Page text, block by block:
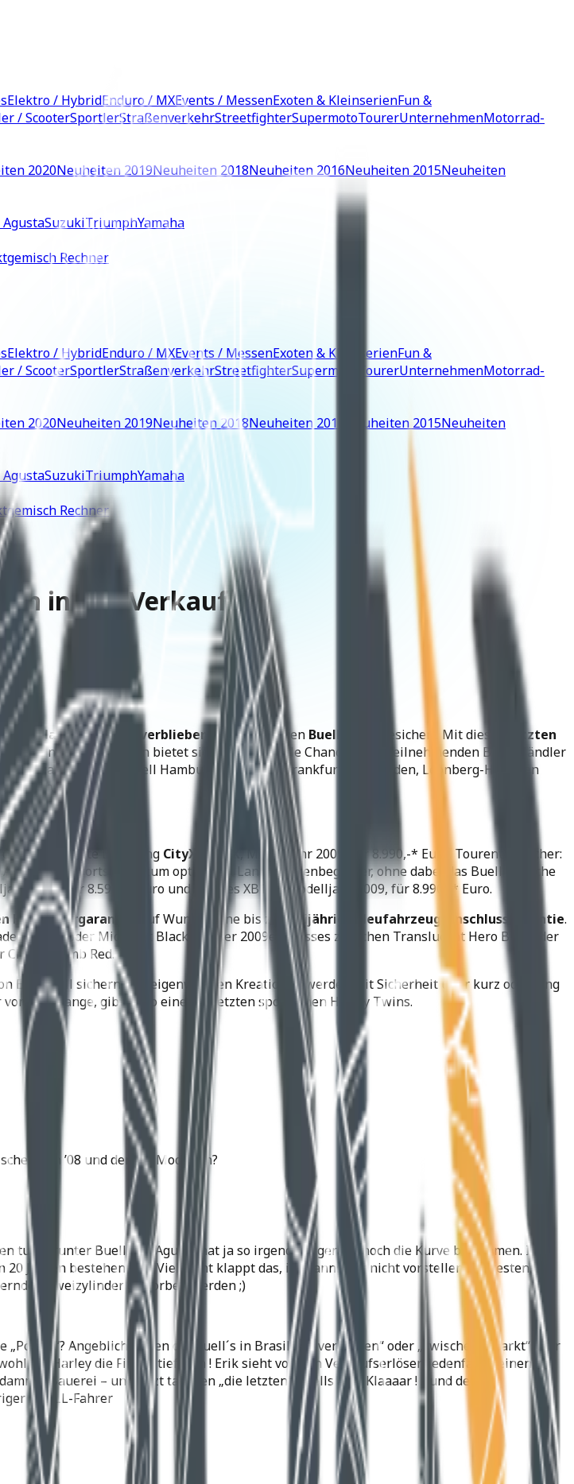
Elektro / HybridEnduro / MXEvents / MessenExoten & KleinserienFun &
/ ScooterSportlerStraßenverkehrStreetfighterSupermotoTourerUnternehmenMotorrad-
2020Neuheiten 2019Neuheiten 2018Neuheiten 2016Neuheiten 2015Neuheiten
AgustaSuzukiTriumphYamaha
Rechner
Elektro / HybridEnduro / MXEvents / MessenExoten & KleinserienFun &
/ ScooterSportlerStraßenverkehrStreetfighterSupermoto TourerUnternehmenMotorrad-
2020Neuheiten 2019Neuheiten 2018Neuheiten 2016 Neuheiten 2015Neuheiten
AgustaSuzukiTriumphYamaha
Rechner
in den Verkauf
Brasilien verbliebenen, fabrikneuen Buell Bikes gesichert. Mit diesen
letzten
Unentschlossenen bietet sich nun die finale Chance, beim teilnehmenden Buell Händler
kann man bei Buell Hamburg, Hannover, Frankfurt, Wiesbaden, Leonberg-Höfingen
erwünscht.
die luftgekühlte Lightning CityX XB9SX
, Modelljahr 2009, für 8.990,-* Euro. Tourentauglicher:
Sports-Bike zum optimalen Langstreckenbegleiter, ohne dabei das Buell typische
2008, für 8.590,-* Euro und Ulysses XB12X, Modelljahr 2009, für 8.990,-* Euro.
Herstellergarantie , auf Wunsch eine bis zu dreijährige Neufahrzeug-Anschlussgarantie.
Orange oder Midnight Black, bei der 2009er Ulysses zwischen Translucent Hero Blue oder
Bomb Red.
Eric Buell sichern! Die eigenwilligen Kreationen werden mit Sicherheit über kurz oder lang
der Stange, gibt es so eine der letzten sportlichen Harley Twins.
den ’08 und den ’09 Modellen?
darunter Buell. MV Agusta hat ja so irgendwie gerade noch die Kurve bekommen. Ich
Jahren bestehen will. Vielleicht klappt das, ich kanns mir nicht vorstellen. Spätestens
Zweizylinder geworben werden ;)
Angeblich waren die Buell´s in Brasilien „vergessen“ oder „zwischengeparkt“ oder
ma Harley die Finger tief drin ! Erik sieht von den Verkäufserlösen jedenfalls keinen
Sauerei – und jetzt tauchen „die letzten“ Buells auf ! Klaaaar ! …und der
BUELL-Fahrer